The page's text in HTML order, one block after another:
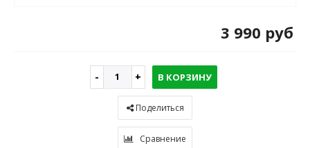
3 990 руб
В КОРЗИНУ
Поделиться
Сравнение